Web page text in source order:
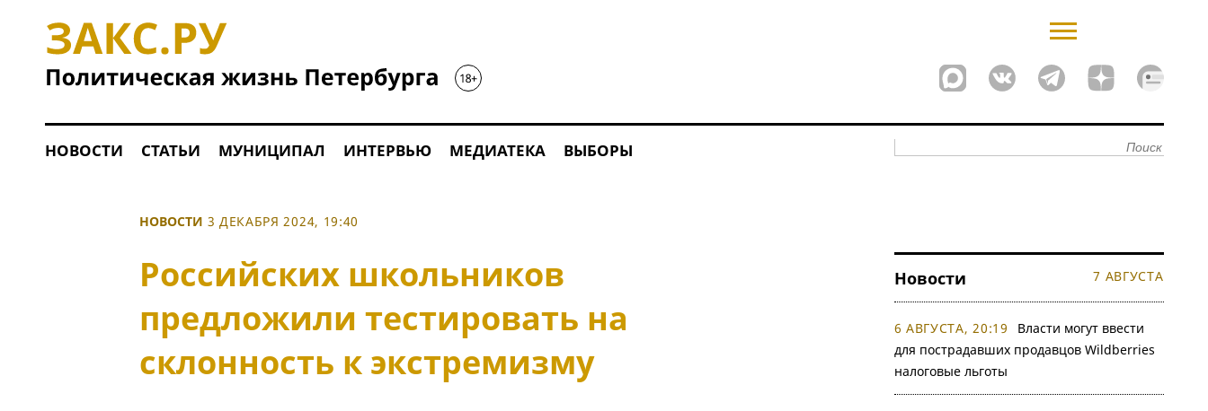
НОВОСТИ СТАТЬИ МУНИЦИПАЛ ИНТЕРВЬЮ МЕДИАТЕКА ВЫБОРЫ
НОВОСТИ 3 ДЕКАБРЯ 2024, 19:40
Российских школьников
предложили тестировать на
склонность к экстремизму
Новости 7 АВГУСТА
6 АВГУСТА, 20:19
Власти могут ввести
для пострадавших продавцов Wildberries
налоговые льготы